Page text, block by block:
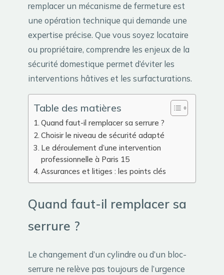
remplacer un mécanisme de fermeture est
une opération technique qui demande une
expertise précise. Que vous soyez locataire
ou propriétaire, comprendre les enjeux de la
sécurité domestique permet d’éviter les
interventions hâtives et les surfacturations.
Table des matières
Quand faut-il remplacer sa serrure ?
Choisir le niveau de sécurité adapté
Le déroulement d’une intervention
professionnelle à Paris 15
Assurances et litiges : les points clés
Quand faut-il remplacer sa
serrure ?
Le changement d’un cylindre ou d’un bloc-
serrure ne relève pas toujours de l’urgence